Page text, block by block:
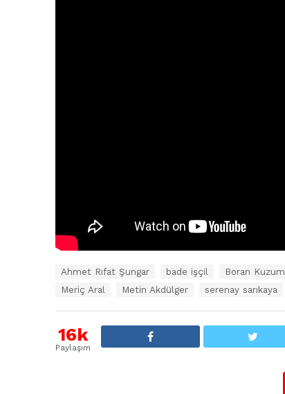
t
l
Ahmet Rıfat Şungar bade işçil Boran Kuzum
Meriç Aral
Metin Akdülger serenay sarıkaya
16k
Paylaşım